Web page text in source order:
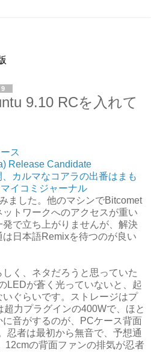
9.10 RCを入れて
ス
Release Candidate
カルマなコアラの出番はまも
イコミジャーナル
ました。他のマシンでBitcomet
トワークへのアクセスが重い
で立ち上がりませんが、解決
日本語Remixを待つのが良い
く、ネタだろうと思っていた
LEDが蒼く光っていないと、起
ぐらいです。ストレージはプ
力プラグインの400Wで、ほと
音がするのが、PCケース背面
忍者は最初から無音で、予想通
12cmの背面ファンの排気が忍者